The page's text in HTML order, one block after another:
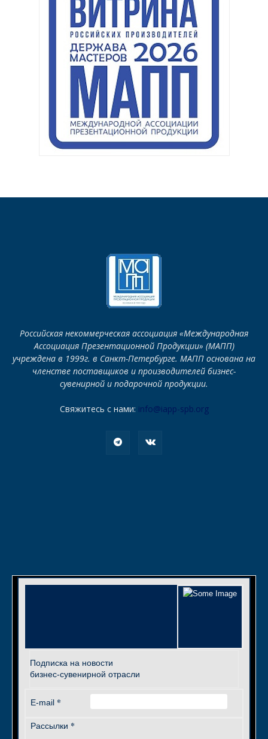
Российская некоммерческая ассоциация «Международная
Ассоциация Презентационной Продукции» (МАПП)
учреждена в 1999г. в Санкт-Петербурге. МАПП основана на
членстве поставщиков и производителей бизнес-
сувенирной и подарочной продукции.
Свяжитесь с нами: info@iapp-spb.org
Подписка на новости
бизнес-сувенирной отрасли
E-mail *
Рассылки *